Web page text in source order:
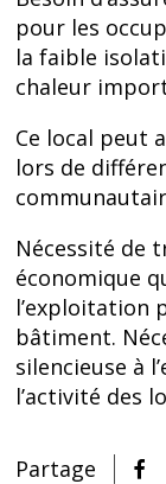
pour les
la faible
chaleur
Ce local peut
lors de
Nécessité de
économique
l’exploitation
bâtiment.
silencieuse à
l’activité des
Partage